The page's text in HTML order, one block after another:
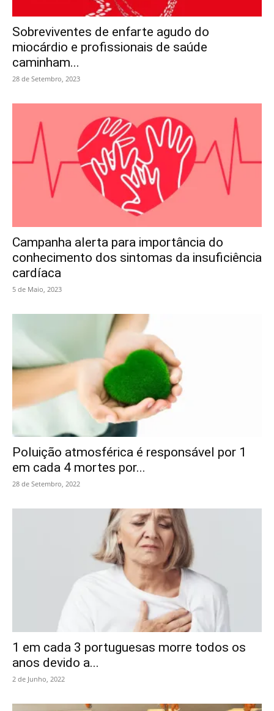
Sobreviventes de enfarte agudo do
miocárdio e profissionais de saúde
caminham...
28 de Setembro, 2023
Campanha alerta para importância do
conhecimento dos sintomas da insuficiência
cardíaca
5 de Maio, 2023
Poluição atmosférica é responsável por 1
em cada 4 mortes por...
28 de Setembro, 2022
1 em cada 3 portuguesas morre todos os
anos devido a...
2 de Junho, 2022